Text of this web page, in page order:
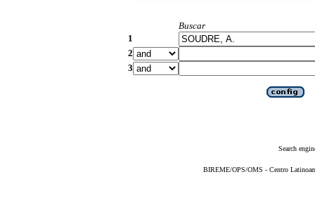
Buscar
1
2
3
Search
BIREME/OPS/OMS - Centro